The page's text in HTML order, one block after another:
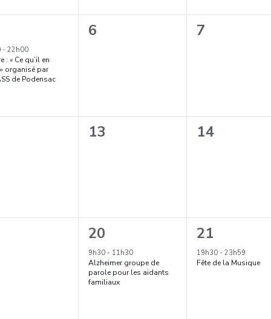
n
e
t
,
n
e
t
,
- 22h00
: « Ce qu’il en
organisé par
de Podensac
0
6
0
7
0
13
0
14
1
é
v
n
20
9h30 - 11h30
Alzheimer groupe de
parole pour les aidants
familiaux
1
é
n
21
19h30-23h59
Fête de la Musique